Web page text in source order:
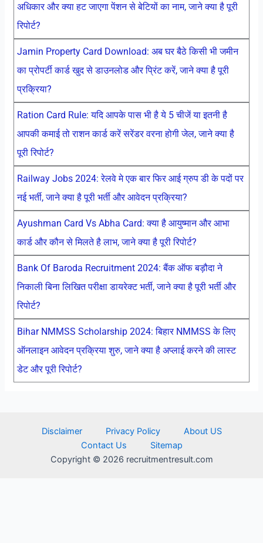
अधिकार और क्या हट जाएगा पेंशन से बेटियों का नाम, जाने क्या है पूरी
रिपोर्ट?
Jamin Property Card Download: अब घर बैठे किसी भी जमीन
का प्रोपर्टी कार्ड खुद से डाउनलोड और प्रिंट करें, जाने क्या है पूरी
प्रक्रिया?
Ration Card Rule: यदि आपके पास भी है ये 5 चीजें या इतनी है
आपकी कमाई तो राशन कार्ड करें सरेंडर वरना होगी जेल, जाने क्या है
पूरी रिपोर्ट?
Railway Jobs 2024: रेलवे मे एक बार फिर आई ग्रुप डी के पदों पर
नई भर्ती, जाने क्या है पूरी भर्ती और आवेदन प्रक्रिया?
Ayushman Card Vs Abha Card: क्या है आयुष्मान और आभा
कार्ड और कौन से मिलते है लाभ, जाने क्या है पूरी रिपोर्ट?
Bank Of Baroda Recruitment 2024: बैंक ऑफ बड़ौदा ने
निकाली बिना लिखित परीक्षा डायरेक्ट भर्ती, जाने क्या है पूरी भर्ती और
रिपोर्ट?
Bihar NMMSS Scholarship 2024: बिहार NMMSS के लिए
ऑनलाइन आवेदन प्रक्रिया शुरु, जाने क्या है अप्लाई करने की लास्ट
डेट और पूरी रिपोर्ट?
Disclaimer Privacy Policy
About US
Contact Us
Sitemap
Copyright © 2026 recruitmentresult.com